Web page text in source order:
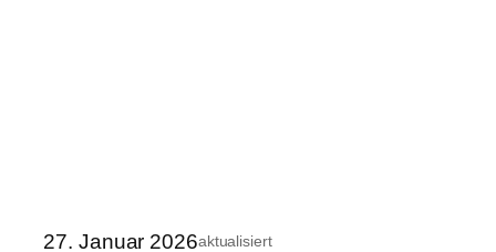
27. Januar 2026aktualisiert